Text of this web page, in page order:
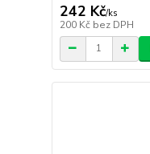
242 Kč/ks
200 Kč bez DPH